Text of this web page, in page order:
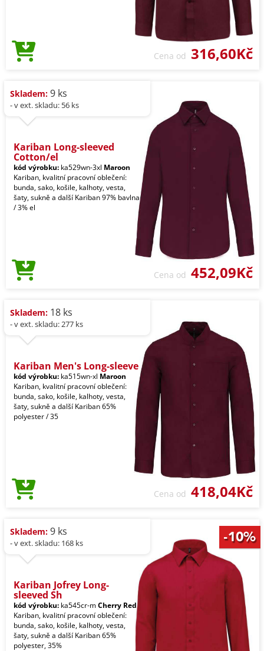
Cena od 316,60Kč
Skladem: 9 ks
- v ext. skladu: 56 ks
Kariban Long-sleeved
Cotton/el
kód výrobku: ka529wn-3xl Maroon
Kariban, kvalitní pracovní oblečení:
bunda, sako, košile, kalhoty, vesta,
šaty, sukně a další Kariban 97% bavlna
/ 3% el
Cena od 452,09Kč
Skladem: 18 ks
- v ext. skladu: 277 ks
Kariban Men's Long-sleeve
kód výrobku: ka515wn-xl Maroon
Kariban, kvalitní pracovní oblečení:
bunda, sako, košile, kalhoty, vesta,
šaty, sukně a další Kariban 65%
polyester / 35
Cena od 418,04Kč
Skladem: 9 ks
- v ext. skladu: 168 ks
Kariban Jofrey Long-
sleeved Sh
kód výrobku: ka545cr-mCherry Red
Kariban, kvalitní pracovní oblečení:
bunda, sako, košile, kalhoty, vesta,
šaty, sukně a další Kariban 65%
polyester, 35%